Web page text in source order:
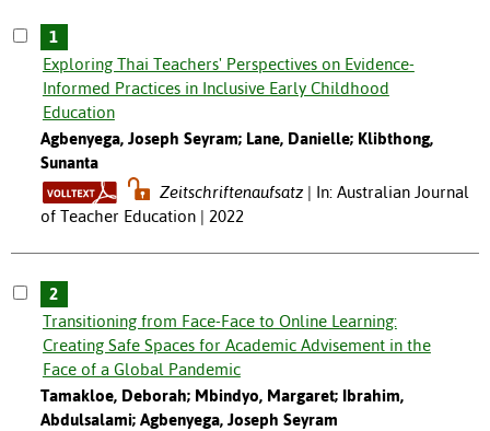
1
Exploring Thai Teachers' Perspectives on Evidence-
Informed Practices in Inclusive Early Childhood
Education
Agbenyega, Joseph Seyram; Lane, Danielle; Klibthong,
Sunanta
Zeitschriftenaufsatz
In: Australian Journal
of Teacher Education | 2022
2
Transitioning from Face-Face to Online Learning:
Creating Safe Spaces for Academic Advisement in the
Face of a Global Pandemic
Tamakloe, Deborah; Mbindyo, Margaret; Ibrahim,
Abdulsalami; Agbenyega, Joseph Seyram